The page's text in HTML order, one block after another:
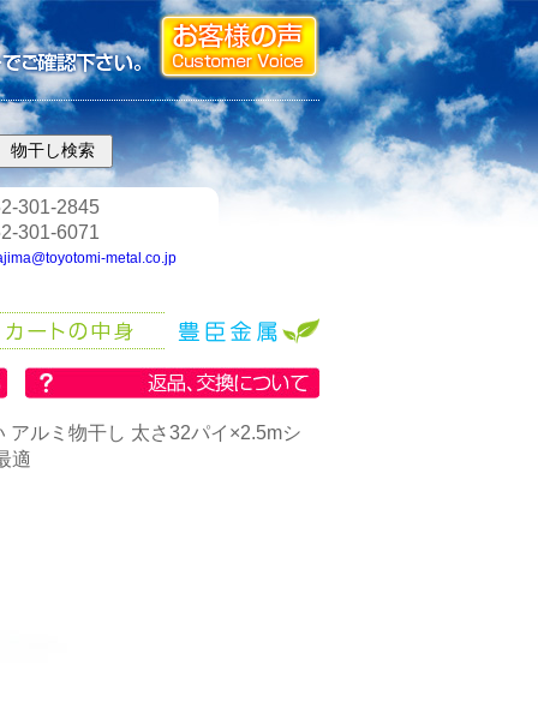
301-2845
301-6071
metal.co.jp
アルミ物干し 太さ32パイ×2.5mシ
適